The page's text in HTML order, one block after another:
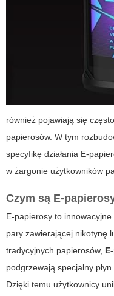
również pojawiają się
papierosów. W tym
specyfikę działania E-
w żargonie użytkowników
Czym są E-
E-papierosy to innowacyjne
pary zawierającej nikotynę
tradycyjnych papierosów,
podgrzewają specjalny
Dzięki temu użytkownicy